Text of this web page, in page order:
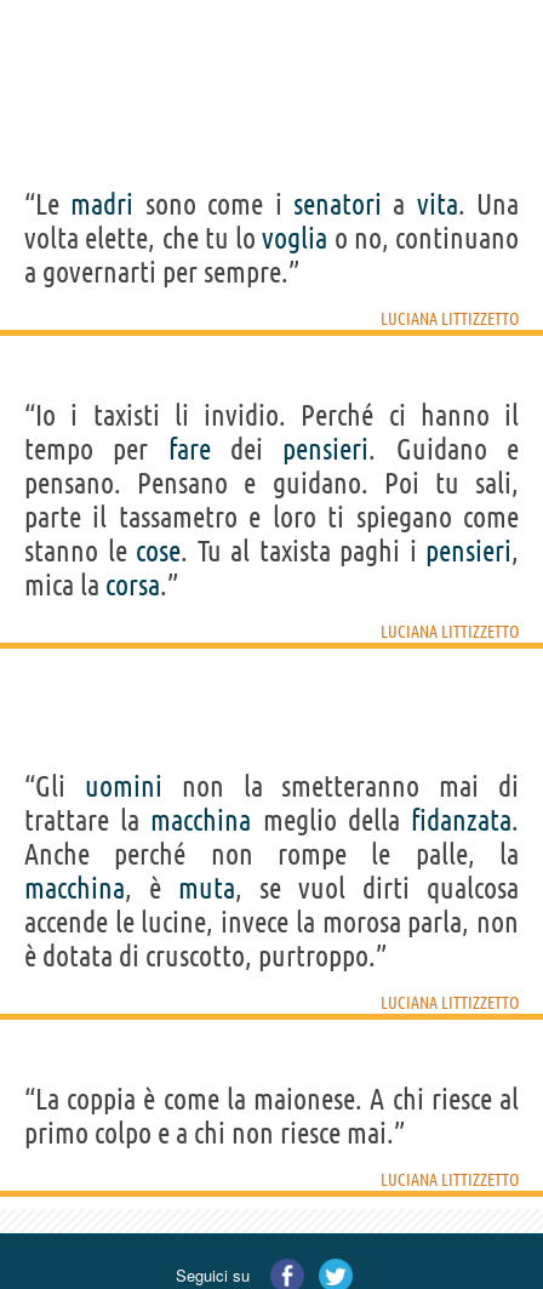
“Le madri sono come i senatori a vita. Una
volta elette, che tu lovoglia o no, continuano
a governarti per sempre.”
LUCIANA LITTIZZETTO
“Io i taxisti li invidio. Perché ci hanno il
tempo per faredei pensieri. Guidano e
pensano. Pensano e guidano. Poi tu sali,
parte il tassametro e loro ti spiegano come
stanno le cose. Tu al taxista paghi i pensieri,
mica la corsa.”
LUCIANA LITTIZZETTO
“Gli uomini non la smetteranno mai di
trattare la macchina meglio della fidanzata.
Anche perché non rompe le palle, la
macchina, è muta, se vuol dirti qualcosa
accende le lucine, invece la morosa parla, non
è dotata di cruscotto, purtroppo.”
LUCIANA LITTIZZETTO
“La coppia è come la maionese. A chi riesce al
primo colpo e a chi non riesce mai.”
LUCIANA LITTIZZETTO
Seguici su